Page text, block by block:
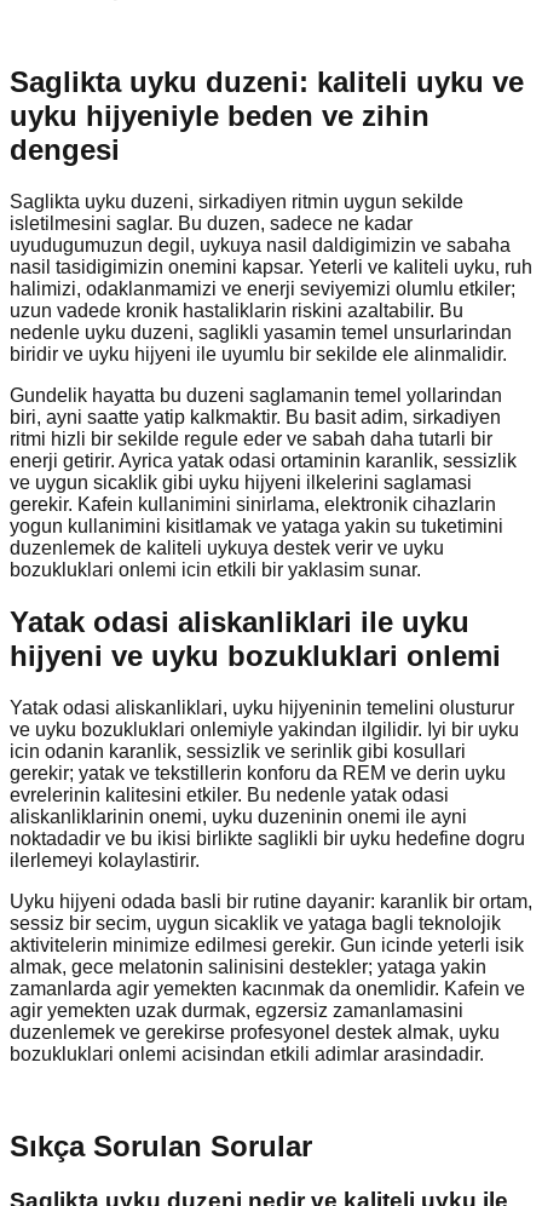
Saglikta uyku duzeni: kaliteli uyku ve
uyku hijyeniyle beden ve zihin
dengesi
Saglikta uyku duzeni, sirkadiyen ritmin uygun sekilde
isletilmesini saglar. Bu duzen, sadece ne kadar
uyudugumuzun degil, uykuya nasil daldigimizin ve sabaha
nasil tasidigimizin onemini kapsar. Yeterli ve kaliteli uyku, ruh
halimizi, odaklanmamizi ve enerji seviyemizi olumlu etkiler;
uzun vadede kronik hastaliklarin riskini azaltabilir. Bu
nedenle uyku duzeni, saglikli yasamin temel unsurlarindan
biridir ve uyku hijyeni ile uyumlu bir sekilde ele alinmalidir.
Gundelik hayatta bu duzeni saglamanin temel yollarindan
biri, ayni saatte yatip kalkmaktir. Bu basit adim, sirkadiyen
ritmi hizli bir sekilde regule eder ve sabah daha tutarli bir
enerji getirir. Ayrica yatak odasi ortaminin karanlik, sessizlik
ve uygun sicaklik gibi uyku hijyeni ilkelerini saglamasi
gerekir. Kafein kullanimini sinirlama, elektronik cihazlarin
yogun kullanimini kisitlamak ve yataga yakin su tuketimini
duzenlemek de kaliteli uykuya destek verir ve uyku
bozukluklari onlemi icin etkili bir yaklasim sunar.
Yatak odasi aliskanliklari ile uyku
hijyeni ve uyku bozukluklari onlemi
Yatak odasi aliskanliklari, uyku hijyeninin temelini olusturur
ve uyku bozukluklari onlemiyle yakindan ilgilidir. Iyi bir uyku
icin odanin karanlik, sessizlik ve serinlik gibi kosullari
gerekir; yatak ve tekstillerin konforu da REM ve derin uyku
evrelerinin kalitesini etkiler. Bu nedenle yatak odasi
aliskanliklarinin onemi, uyku duzeninin onemi ile ayni
noktadadir ve bu ikisi birlikte saglikli bir uyku hedefine dogru
ilerlemeyi kolaylastirir.
Uyku hijyeni odada basli bir rutine dayanir: karanlik bir ortam,
sessiz bir secim, uygun sicaklik ve yataga bagli teknolojik
aktivitelerin minimize edilmesi gerekir. Gun icinde yeterli isik
almak, gece melatonin salinisini destekler; yataga yakin
zamanlarda agir yemekten kacınmak da onemlidir. Kafein ve
agir yemekten uzak durmak, egzersiz zamanlamasini
duzenlemek ve gerekirse profesyonel destek almak, uyku
bozukluklari onlemi acisindan etkili adimlar arasindadir.
Sıkça Sorulan Sorular